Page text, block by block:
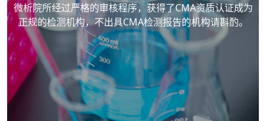
微析院所经过严格的审核程序，获得了CMA资质认证成为
正规的检测机构，不出具CMA检测报告的机构请斟酌。